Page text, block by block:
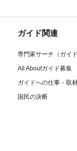
ガイド関連
専門家サーチ（ガイド
All Aboutガイド募集
ガイドへの仕事・取
国民の決断